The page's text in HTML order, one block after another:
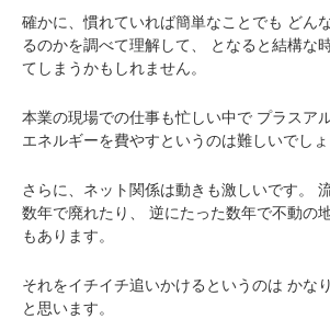
確かに、慣れていれば簡単なことでも どん
るのかを調べて理解して、
となると結構な
てしまうかもしれません。
本業の現場での仕事も忙しい中で プラスア
エネルギーを費やすというのは難しいでしょ
さらに、ネット関係は動きも激しいです。
数年で廃れたり、
逆にたった数年で不動の
もあります。
それをイチイチ追いかけるというのは かな
と思います。